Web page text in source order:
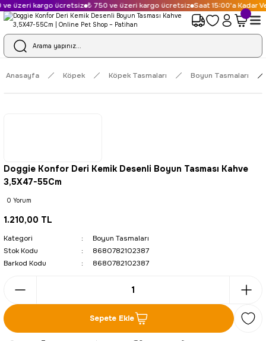
üzeri kargo ücretsiz ₺ 750 ve üzeri kargo ücretsiz Saat 15:00'a Kadar
Anasayfa Köpek Köpek Tasmaları Boyun Tasmaları
Doggie Konfor Deri Kemik Desenli Boyun Tasması Kahve
3,5X47-55Cm
0 Yorum
1.210,00 TL
Kategori
Boyun Tasmaları
Stok Kodu
8680782102387
Barkod Kodu
8680782102387
Sepete Ekle